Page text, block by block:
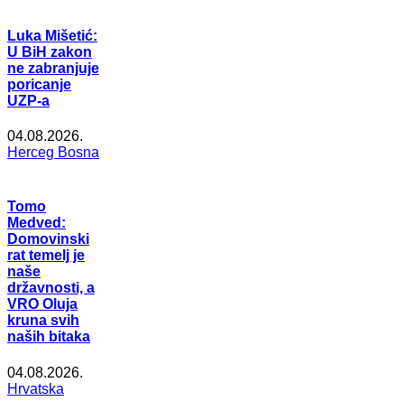
Luka Mišetić:
U BiH zakon
ne zabranjuje
poricanje
UZP-a
04.08.2026.
Herceg Bosna
Tomo
Medved:
Domovinski
rat temelj je
naše
državnosti, a
VRO Oluja
kruna svih
naših bitaka
04.08.2026.
Hrvatska